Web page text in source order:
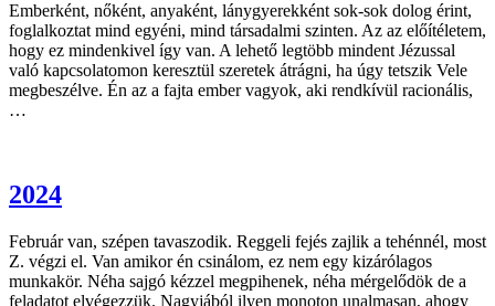
Emberként, nőként, anyaként, lánygyerekként sok-sok dolog érint,
foglalkoztat mind egyéni, mind társadalmi szinten. Az az előítéletem,
hogy ez mindenkivel így van. A lehető legtöbb mindent Jézussal
való kapcsolatomon keresztül szeretek átrágni, ha úgy tetszik Vele
megbeszélve. Én az a fajta ember vagyok, aki rendkívül racionális,
…
2024
Február van, szépen tavaszodik. Reggeli fejés zajlik a tehénnél, most
Z. végzi el. Van amikor én csinálom, ez nem egy kizárólagos
munkakör. Néha sajgó kézzel megpihenek, néha mérgelődök de a
feladatot elvégezzük. Nagyjából ilyen monoton unalmasan, ahogy